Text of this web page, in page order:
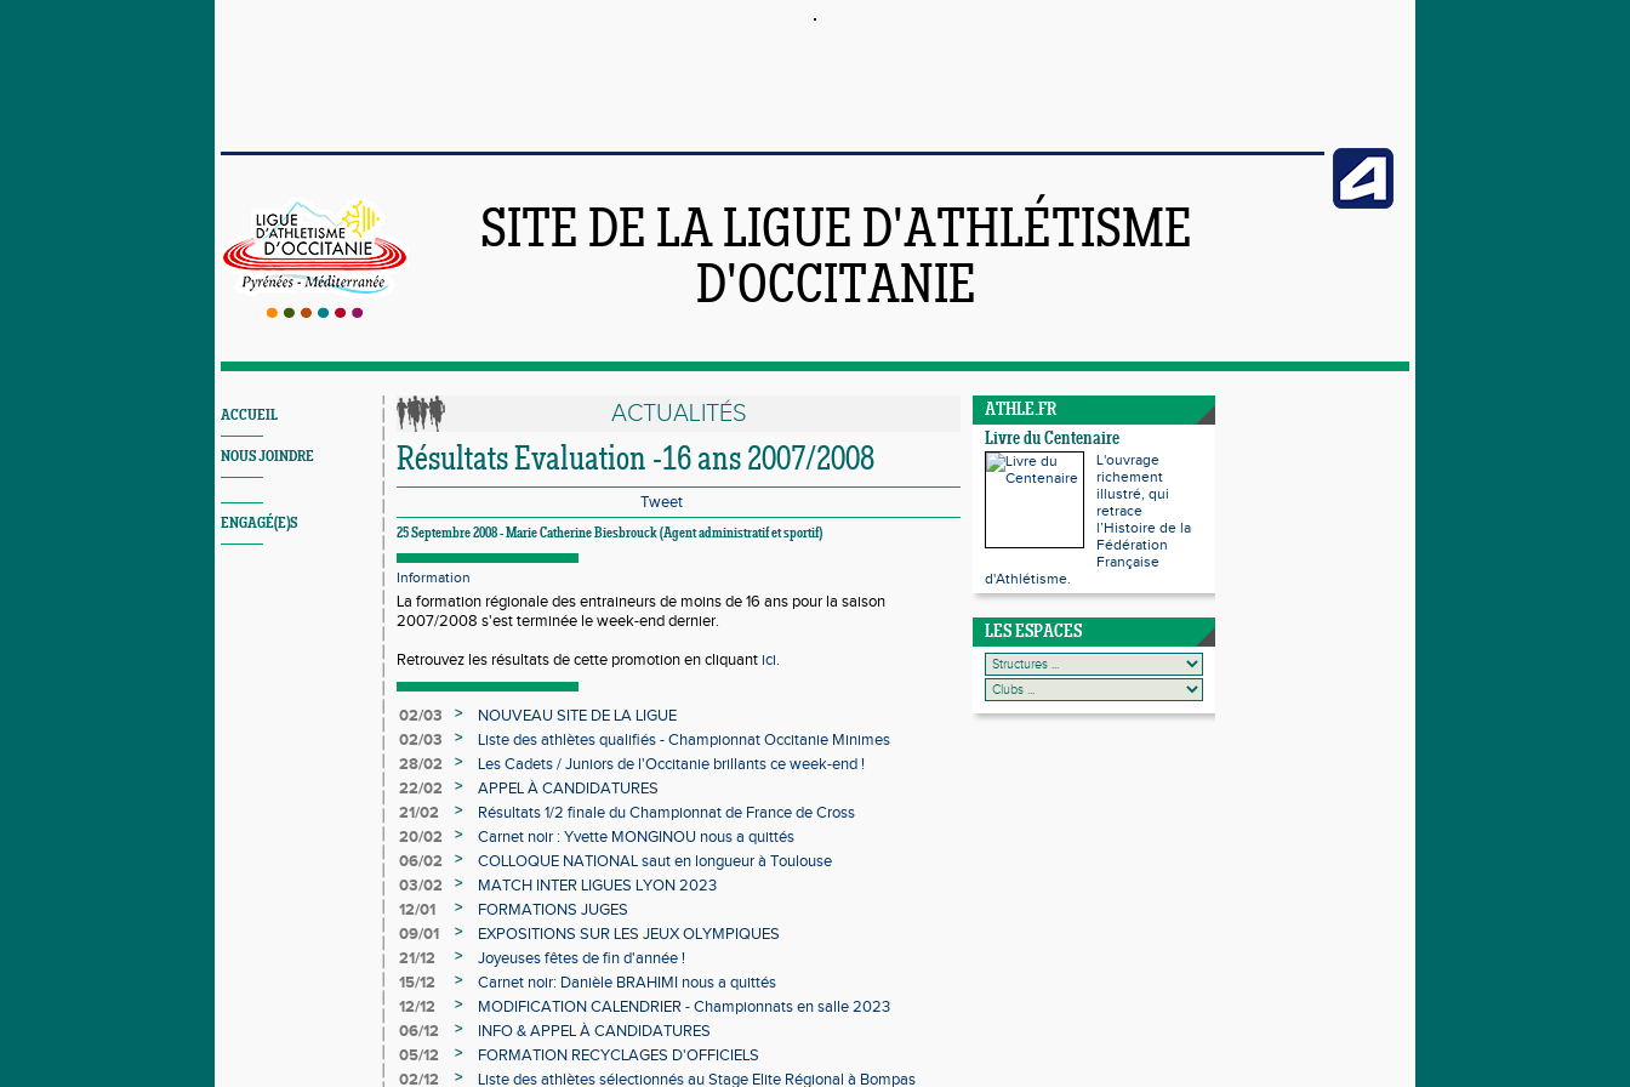
SITE DE LA LIGUE D'ATHLÉTISME
D'OCCITANIE
ACCUEIL
NOUS JOINDRE
ENGAGÉ(E)S
ACTUALITÉS
Résultats Evaluation -16 ans 2007/2008
Tweet
25 Septembre 2008 - Marie Catherine Biesbrouck (Agent administratif et sportif)
Information
La formation régionale des entraineurs de moins de 16 ans pour la saison
2007/2008 s'est terminée le week-end dernier.
Retrouvez les résultats de cette promotion en cliquant ici.
02/03 >
NOUVEAU SITE DE LA LIGUE
02/03
>
Liste des athlètes qualifiés - Championnat Occitanie Minimes
Individuels en salle
28/02 >
Les Cadets / Juniors de l'Occitanie brillants ce week-end !
22/02
>
APPEL À CANDIDATURES
21/02
>
Résultats 1/2 finale du Championnat de France de Cross
20/02
>
Carnet noir : Yvette MONGINOU nous a quittés
06/02
>
COLLOQUE NATIONAL saut en longueur à Toulouse
03/02
>
MATCH INTER LIGUES LYON 2023
12/01
>
FORMATIONS JUGES
09/01
>
EXPOSITIONS SUR LES JEUX OLYMPIQUES
21/12
>
Joyeuses fêtes de fin d'année !
15/12
>
Carnet noir: Danièle BRAHIMI nous a quittés
12/12
>
MODIFICATION CALENDRIER - Championnats en salle 2023
06/12
>
INFO & APPEL À CANDIDATURES
05/12
>
FORMATION RECYCLAGES D'OFFICIELS
02/12
> Liste des athlètes sélectionnés au Stage Elite Régional à Bompas
ATHLE.FR
Livre du Centenaire
L'ouvrage
richement
illustré, qui
retrace
l’Histoire de la
Fédération
Française
d'Athlétisme.
LES ESPACES